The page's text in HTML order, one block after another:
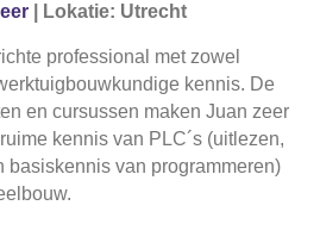
| Lokatie: Utrecht
professional met zowel
kennis. De
en cursussen maken Juan zeer
kennis van PLC´s (uitlezen,
basiskennis van programmeren)